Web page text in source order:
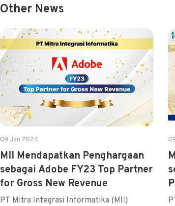
Other News
09 Jan 2024
MII Mendapatkan Penghargaan
sebagai Adobe FY23 Top Partner
for Gross New Revenue
PT Mitra Integrasi Informatika (MII)